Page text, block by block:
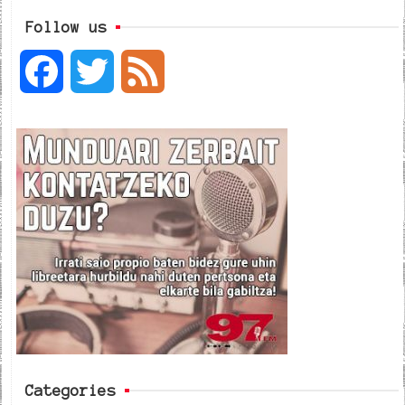
Follow us
c
e
b
o
o
i
t
t
e
e
d
Categories